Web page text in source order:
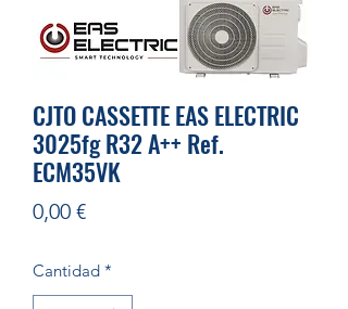
CJTO CASSETTE EAS ELECTRIC
3025fg R32 A++ Ref.
ECM35VK
0,00 €Precio
Cantidad *